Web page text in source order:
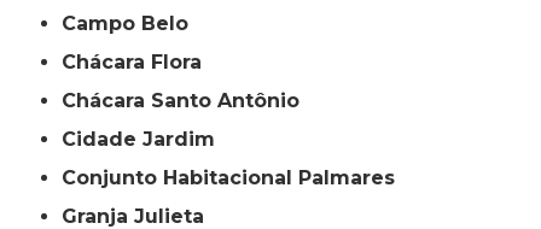
Campo Belo
Chácara Flora
Chácara Santo Antônio
Cidade Jardim
Conjunto Habitacional Palmares
Granja Julieta